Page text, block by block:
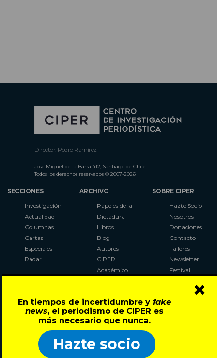
En tiempos de incertidumbre y fake
news, el periodismo de CIPER es
más necesario que nunca.
Hazte socio
×
Director: Pedro Ramírez
José Miguel de la Barra 412, Santiago de Chile
Todos los derechos reservados © 2007-2026
SECCIONES
Investigación
Actualidad
Columnas
Cartas
Especiales
Radar
ARCHIVO
Papeles de la
Dictadura
Libros
Blog
Autores
CIPER
Académico
Al Plebiscito
con CIPER
SOBRE CIPER
Hazte Socio
Nosotros
Donaciones
Contacto
Talleres
Newsletter
Festival